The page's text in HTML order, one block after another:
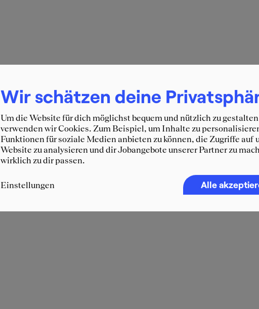
Wir schätzen deine
Um die Website für dich möglichst bequem und nützlich zu
verwenden wir Cookies. Zum Beispiel, um Inhalte zu
Funktionen für soziale Medien anbieten zu können, die Zugriffe auf
Website zu analysieren und dir Jobangebote unserer Partner zu
wirklich zu dir passen.
Einstellungen Alle